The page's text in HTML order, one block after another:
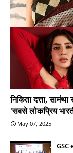
निकिता दत्ता,
'सबसे लोकप्रिय
May 07, 2025
GSC